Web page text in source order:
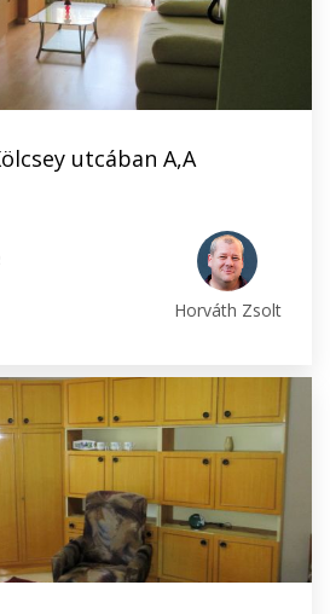
utcában A,A
Horváth Zsolt